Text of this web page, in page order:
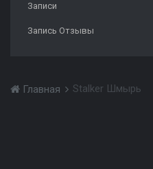
Записи
Запись Отзывы
Главная Stalker Шмырь